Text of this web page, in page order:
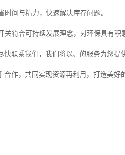
间与精力，快速解决库存问题。
符合可持续发展理念，对环保具有积
快联系我们，我们将以、的服务为您
作，共同实现资源再利用，打造美好